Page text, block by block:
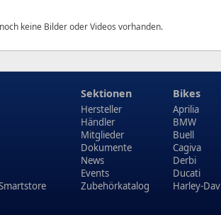
keine Bilder oder Videos vorhanden.
Sektionen
Hersteller
Händler
Mitglieder
Dokumente
News
Events
Zubehörkatalog
Bikes
Aprilia
BMW
Buell
Cagiva
Derbi
Ducati
Harley-